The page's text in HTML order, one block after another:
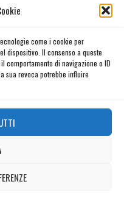
come i cookie per
dispositivo. Il consenso a queste
comportamento di navigazione o ID
sua revoca potrebbe influire
di Reso
e consegna
sulla Privacy
Policy
/ X